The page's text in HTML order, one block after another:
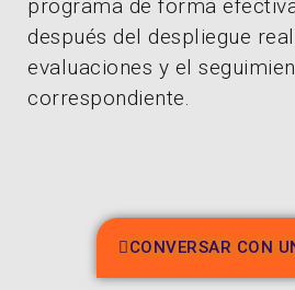
programa de forma
después del despliegue
evaluaciones y el
correspondiente.
CONVERSAR CON